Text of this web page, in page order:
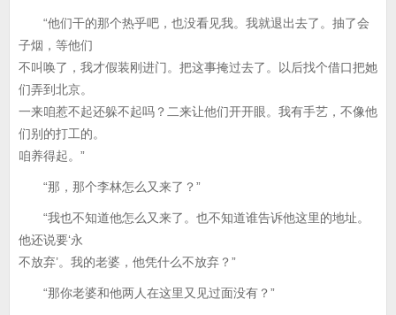
“他们干的那个热乎吧，也没看见我。我就退出去了。抽了会
子烟，等他们
不叫唤了，我才假装刚进门。把这事掩过去了。以后找个借口把她
们弄到北京。
一来咱惹不起还躲不起吗？二来让他们开开眼。我有手艺，不像他
们别的打工的。
咱养得起。”
“那，那个李林怎么又来了？”
“我也不知道他怎么又来了。也不知道谁告诉他这里的地址。
他还说要‘永
不放弃’。我的老婆，他凭什么不放弃？”
“那你老婆和他两人在这里又见过面没有？”